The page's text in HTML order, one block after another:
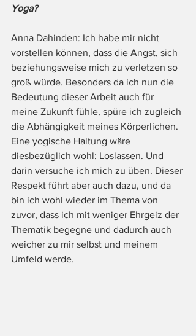
Yoga?
Anna Dahinden: Ich habe mir nicht
vorstellen können, dass die Angst, sich
beziehungsweise mich zu verletzen so
groß würde. Besonders da ich nun die
Bedeutung dieser Arbeit auch für
meine Zukunft fühle, spüre ich zugleich
die Abhängigkeit meines Körperlichen.
Eine yogische Haltung wäre
diesbezüglich wohl: Loslassen. Und
darin versuche ich mich zu üben. Dieser
Respekt führt aber auch dazu, und da
bin ich wohl wieder im Thema von
zuvor, dass ich mit weniger Ehrgeiz der
Thematik begegne und dadurch auch
weicher zu mir selbst und meinem
Umfeld werde.